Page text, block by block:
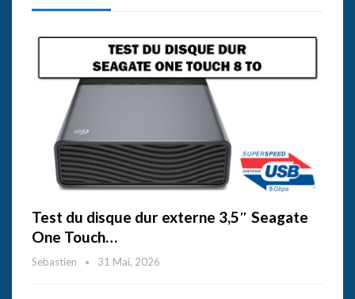
Test du disque dur externe 3,5″ Seagate
One Touch…
Sebastien 31 Mai, 2026